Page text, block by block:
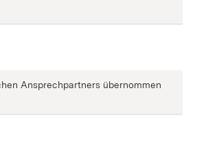
Ansprechpartners übernommen